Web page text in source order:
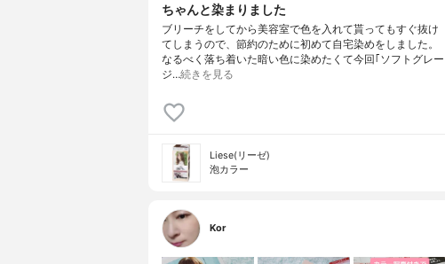
ちゃんと染まりました
ブリーチをしてから美容室で色を入れて貰ってもすぐ抜け
てしまうので、節約のために初めて自宅染めをしました。
なるべく落ち着いた暗い色に染めたくて今回｢ソフトグレー
ジ…続きを見る
Liese(リーゼ)
泡カラー
Kor